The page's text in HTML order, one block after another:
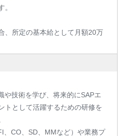
、所定の基本給として月額20万
や技術を学び、将来的にSAPエ
トとして活躍するための研修を
、CO、SD、MMなど）や業務プ